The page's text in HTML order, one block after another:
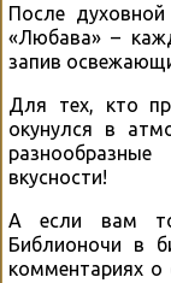
После
«Любава» –
запив
Для тех, кто
окунулся в
вкусности!
А если вам
Библионочи в
комментариях о